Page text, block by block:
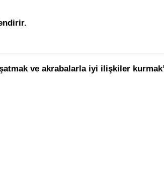
ve akrabalarla iyi ilişkiler